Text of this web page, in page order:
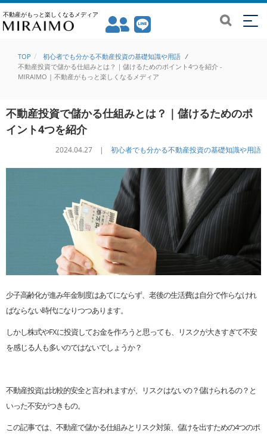
不動産がもっと楽しくなるメディア
TOP 初心者でも分かる不動産投資の基礎知識や用語 /
不動産投資で儲かる仕組みとは？｜儲けるためのポイント4つを紹介 -
MIRAIMO | 不動産がもっと楽しくなるメディア
不動産投資で儲かる仕組みとは？｜儲けるためのポ
イント4つを紹介
2024.04.27 | 初心者でも分かる不動産投資の基礎知識や用語
少子高齢化が進み年金制度はあてにならず、老後の生活費は自分で作らなけれ
ばならない時代になりつつあります。
しかし株式やFXに投資してお金を作ろうと思っても、リスクが大きすぎて不安
を感じる人も多いのではないでしょうか？
不動産投資は比較的安全と言われますが、リスクはないの？儲けられるの？と
いった不安がつきもの。
この記事では、不動産で儲かる仕組みとリスク対策、儲けを出すための4つのポ